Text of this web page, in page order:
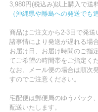
3,980円(税込み)以上購入で送
（沖縄県や離島への発送でも
商品はご注文から2-3日で発送
諸事情により発送が遅れる場
お届け日、お届け時間のご指
てご希望の時間帯をご指定くだ
なお、メール便の場合は順次
すのでご注意ください。
宅配便は郵便局のゆうパック
配送いたします。